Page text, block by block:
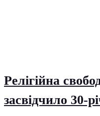
Релігійна
засвідчило 30-